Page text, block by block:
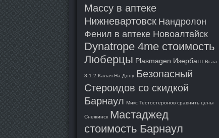
Массу в аптеке
Нижневартовск Нандролон
Фенил в аптеке Новоалтайск
Dynatrope 4me стоимость
Люберцы Plasmagen Изербаш Bcaa
3:1:2 Калач-На-Дону Безопасный
Стероидов со скидкой
Барнаул Микс Тестостеронов сравнить цены
Снежинск Мастаджед
стоимость Барнаул